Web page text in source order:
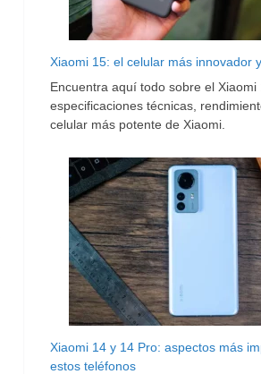
Xiaomi 15: el celular más innovador
Encuentra aquí todo sobre el Xiaomi
especificaciones técnicas,
celular más potente de Xiaomi.
Xiaomi 14 y 14 Pro: aspectos más
estos teléfonos